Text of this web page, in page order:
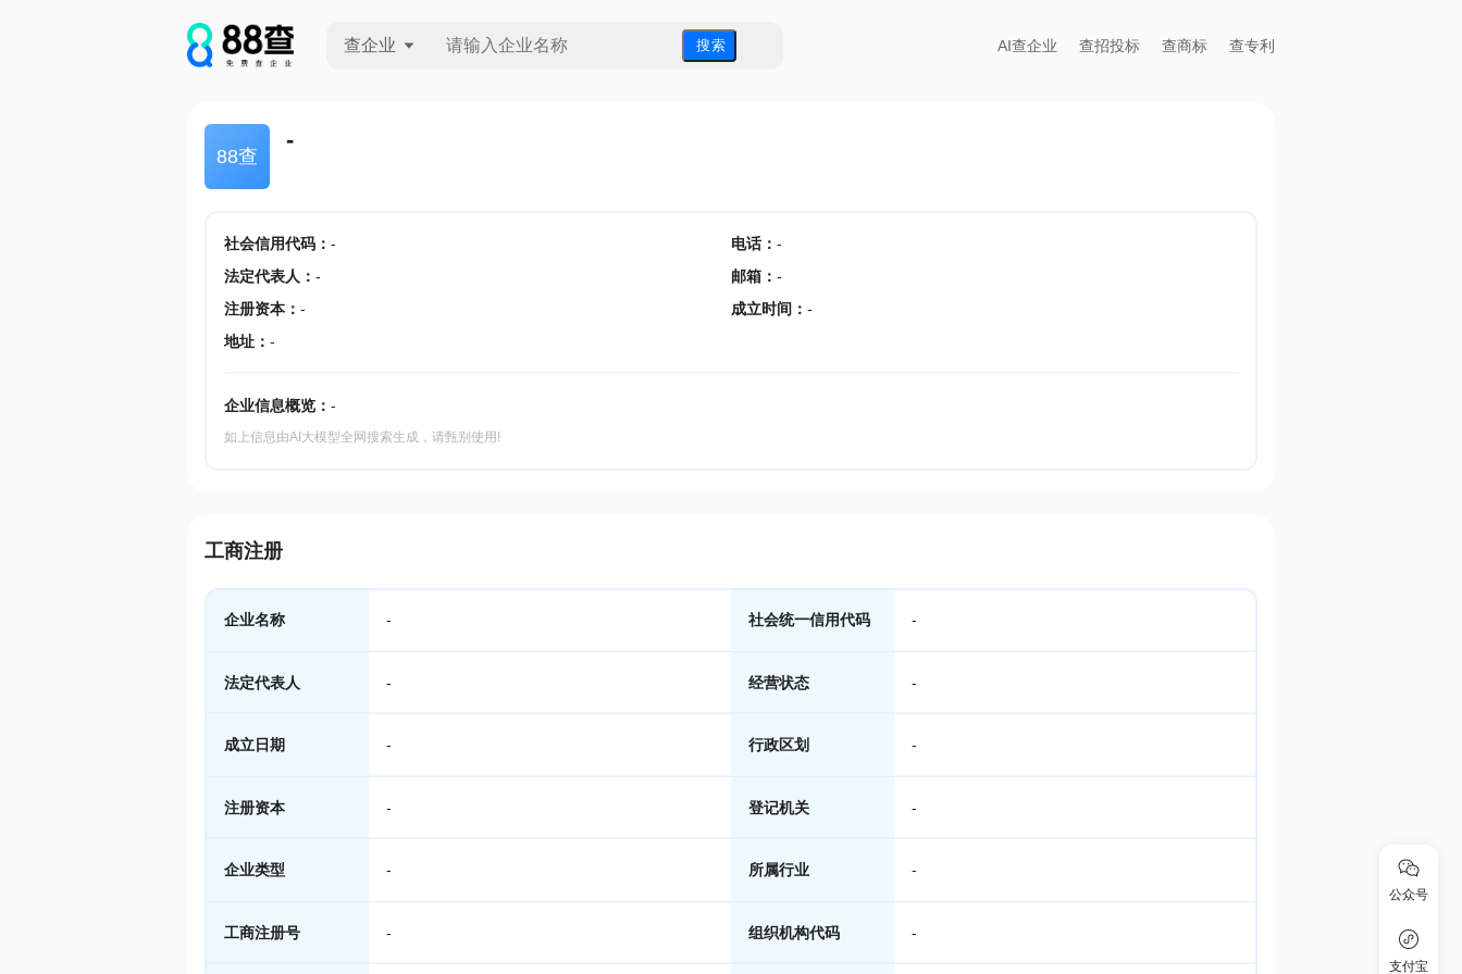
查企业 搜 索 AI查企业 查招投标 查商标 查专利
88查
-
社会信用代码： - 电话： -
法定代表人 ： - 邮箱 ： -
注册资本： - 成立时间 ： -
地址： -
企业信息概览： -
如上信息由AI大模型全网搜索生成，请甄别使用!
工商注册
企业名称 - 社会统一信用代码 -
法定代表人 - 经营状态 -
成立日期 - 行政区划 -
注册资本 - 登记机关 -
企业类型 - 所属行业 -
工商注册号 - 组织机构代码 -
公众号
支付宝